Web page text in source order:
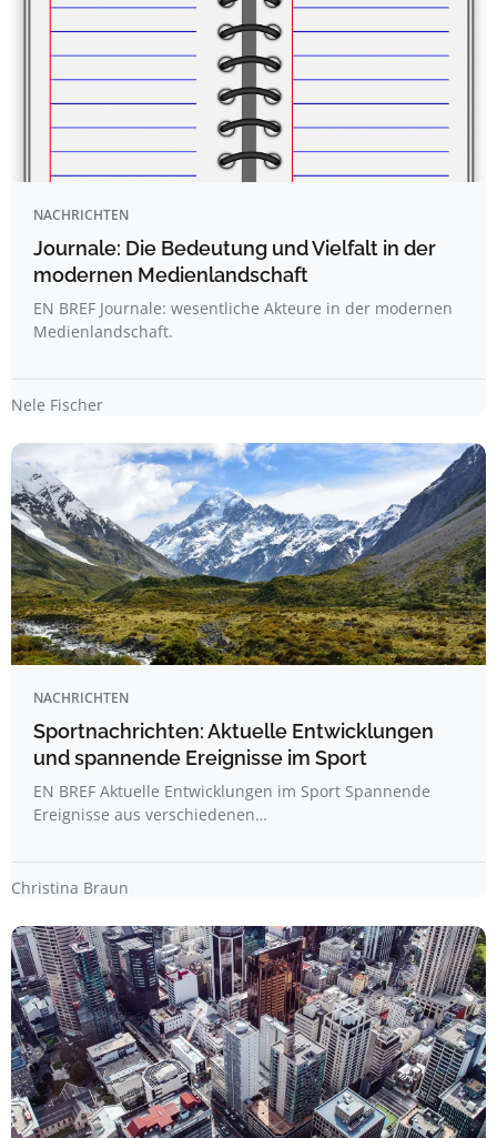
NACHRICHTEN
Journale: Die Bedeutung und Vielfalt in der
modernen Medienlandschaft
EN BREF Journale: wesentliche Akteure in der modernen
Medienlandschaft.
Nele Fischer
NACHRICHTEN
Sportnachrichten: Aktuelle Entwicklungen
und spannende Ereignisse im Sport
EN BREF Aktuelle Entwicklungen im Sport Spannende
Ereignisse aus verschiedenen…
Christina Braun